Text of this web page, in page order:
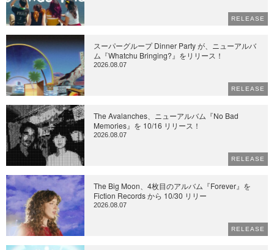
RELEASE
スーパーグループ Dinner Party が、ニューアルバ
ム『Whatchu Bringing?』をリリース！
2026.08.07
RELEASE
The Avalanches、ニューアルバム『No Bad
Memories』を 10/16 リリース！
2026.08.07
RELEASE
The Big Moon、4枚目のアルバム『Forever』を
Fiction Records から 10/30 リリー
2026.08.07
RELEASE